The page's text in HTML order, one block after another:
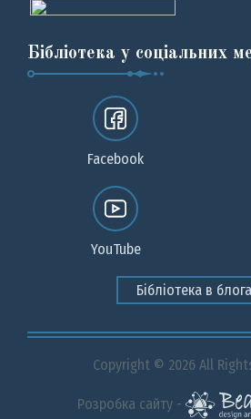
Бібліотека у соціальних
Facebook
YouTube
Бібліотека в
Copyright © 2026 All
Розробка сайту -